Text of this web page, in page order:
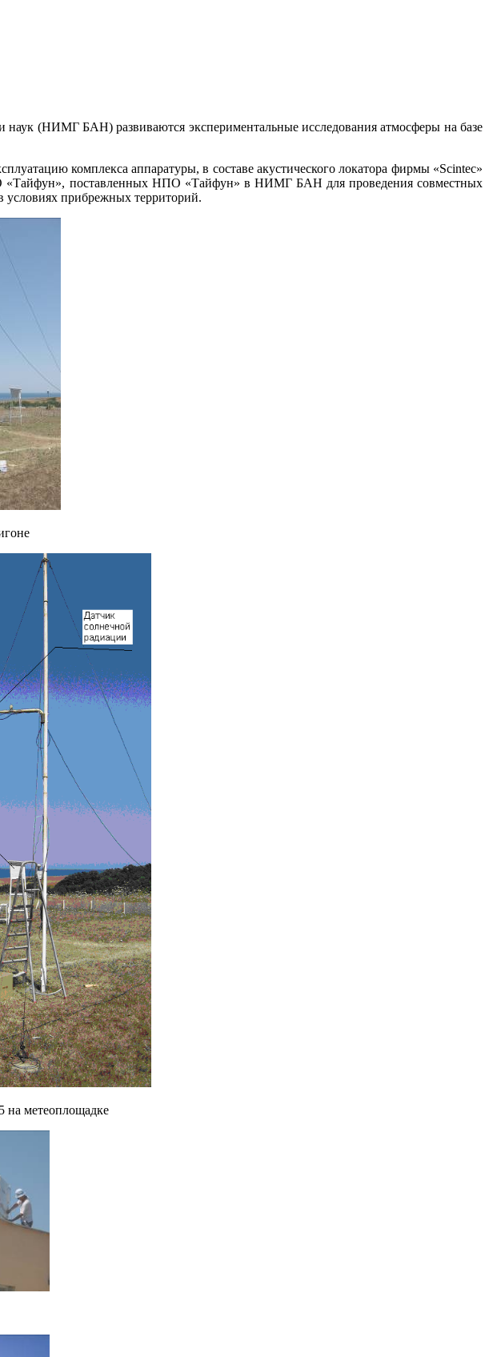
наук (НИМГ БАН) развиваются экспериментальные исследования атмосферы на базе
комплекса аппаратуры, в составе акустического локатора фирмы «Scintec»
«Тайфун», поставленных НПО «Тайфун» в НИМГ БАН для проведения совместных
условиях прибрежных территорий.
на метеоплощадке